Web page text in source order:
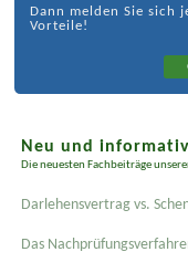
Dann melden Sie sich
Vorteile!
Neu und informativ
Die neuesten Fachbeiträge
Darlehensvertrag vs.
Das